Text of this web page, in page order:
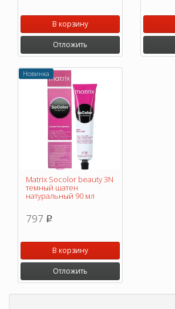
В корзину
Отложить
Новинка
Matrix Socolor beauty 3N
темный шатен
натуральный 90 мл
797 p
В корзину
Отложить